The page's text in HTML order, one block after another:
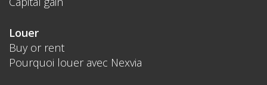
Louer
Buy or rent
Pourquoi louer avec Nexvia